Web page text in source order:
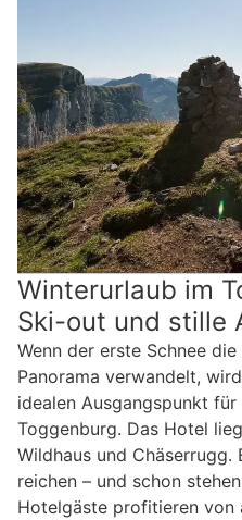
Winterurlaub im
Ski-out und stille
Wenn der erste Schnee
Panorama verwandelt,
idealen Ausgangspunkt
Toggenburg. Das Hotel
Wildhaus und
reichen – und schon
Hotelgäste profitieren